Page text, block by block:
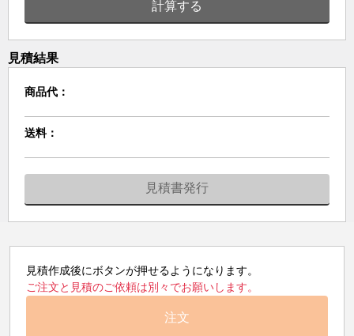
計算する
見積結果
商品代：
送料：
見積書発行
見積作成後にボタンが押せるようになります。
ご注文と見積のご依頼は別々でお願いします。
注文